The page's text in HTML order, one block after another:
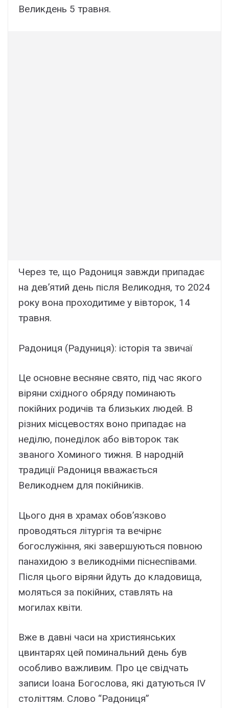
Великдень 5 травня.
Через те, що Радониця завжди припадає
на дев’ятий день після Великодня, то 2024
року вона проходитиме у вівторок, 14
травня.
Радониця (Радуниця): історія та звичаї
Це основне весняне свято, під час якого
віряни східного обряду поминають
покійних родичів та близьких людей. В
різних місцевостях воно припадає на
неділю, понеділок або вівторок так
званого Хоминого тижня. В народній
традиції Радониця вважається
Великоднем для покійників.
Цього дня в храмах обов’язково
проводяться літургія та вечірнє
богослужіння, які завершуються повною
панахидою з великодніми піснеспівами.
Після цього віряни йдуть до кладовища,
моляться за покійних, ставлять на
могилах квіти.
Вже в давні часи на християнських
цвинтарях цей поминальний день був
особливо важливим. Про це свідчать
записи Іоана Богослова, які датуються IV
століттям. Слово “Радониця”